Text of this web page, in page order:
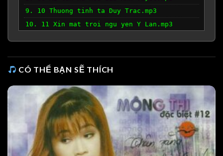
9. 10 Thuong tinh ta Duy Trac.mp3
10. 11 Xin mat troi ngu yen Y Lan.mp3
13. 14 Thuyen vien xu Le Thu.mp3
CÓ THỂ BẠN SẼ THÍCH